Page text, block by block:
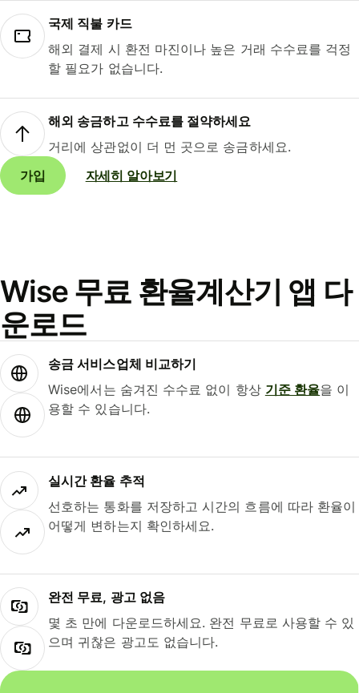
국제 직불 카드
해외 결제 시 환전 마진이나 높은 거래 수수료를 걱정
할 필요가 없습니다.
해외 송금하고 수수료를 절약하세요
거리에 상관없이 더 먼 곳으로 송금하세요.
가입
자세히 알아보기
Wise 무료 환율계산기 앱 다
운로드
송금 서비스업체 비교하기
Wise에서는 숨겨진 수수료 없이 항상 기준 환율을 이
용할 수 있습니다.
실시간 환율 추적
선호하는 통화를 저장하고 시간의 흐름에 따라 환율이
어떻게 변하는지 확인하세요.
완전 무료, 광고 없음
몇 초 만에 다운로드하세요. 완전 무료로 사용할 수 있
으며 귀찮은 광고도 없습니다.